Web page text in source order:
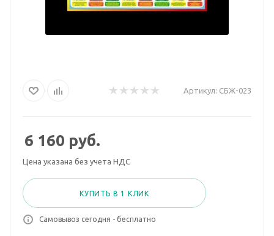
Артикул: СБЖ-023
6 160 руб.
Цена указана без учета НДС
КУПИТЬ В 1 КЛИК
Самовывоз сегодня - бесплатно